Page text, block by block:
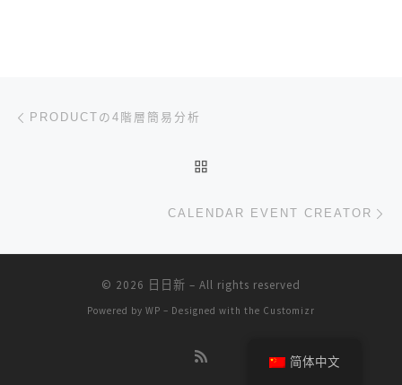
文章导航
PRODUCTの4階層簡易分析
CALENDAR EVENT CREATOR
© 2026 日日新 – All rights reserved
Powered by WP – Designed with the Customizr
简体中文